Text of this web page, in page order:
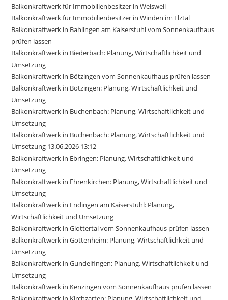
Balkonkraftwerk für Immobilienbesitzer in Weisweil
Balkonkraftwerk für Immobilienbesitzer in Winden im Elztal
Balkonkraftwerk in Bahlingen am Kaiserstuhl vom Sonnenkaufhaus
prüfen lassen
Balkonkraftwerk in Biederbach: Planung, Wirtschaftlichkeit und
Umsetzung
Balkonkraftwerk in Bötzingen vom Sonnenkaufhaus prüfen lassen
Balkonkraftwerk in Bötzingen: Planung, Wirtschaftlichkeit und
Umsetzung
Balkonkraftwerk in Buchenbach: Planung, Wirtschaftlichkeit und
Umsetzung
Balkonkraftwerk in Buchenbach: Planung, Wirtschaftlichkeit und
Umsetzung 13.06.2026 13:12
Balkonkraftwerk in Ebringen: Planung, Wirtschaftlichkeit und
Umsetzung
Balkonkraftwerk in Ehrenkirchen: Planung, Wirtschaftlichkeit und
Umsetzung
Balkonkraftwerk in Endingen am Kaiserstuhl: Planung,
Wirtschaftlichkeit und Umsetzung
Balkonkraftwerk in Glottertal vom Sonnenkaufhaus prüfen lassen
Balkonkraftwerk in Gottenheim: Planung, Wirtschaftlichkeit und
Umsetzung
Balkonkraftwerk in Gundelfingen: Planung, Wirtschaftlichkeit und
Umsetzung
Balkonkraftwerk in Kenzingen vom Sonnenkaufhaus prüfen lassen